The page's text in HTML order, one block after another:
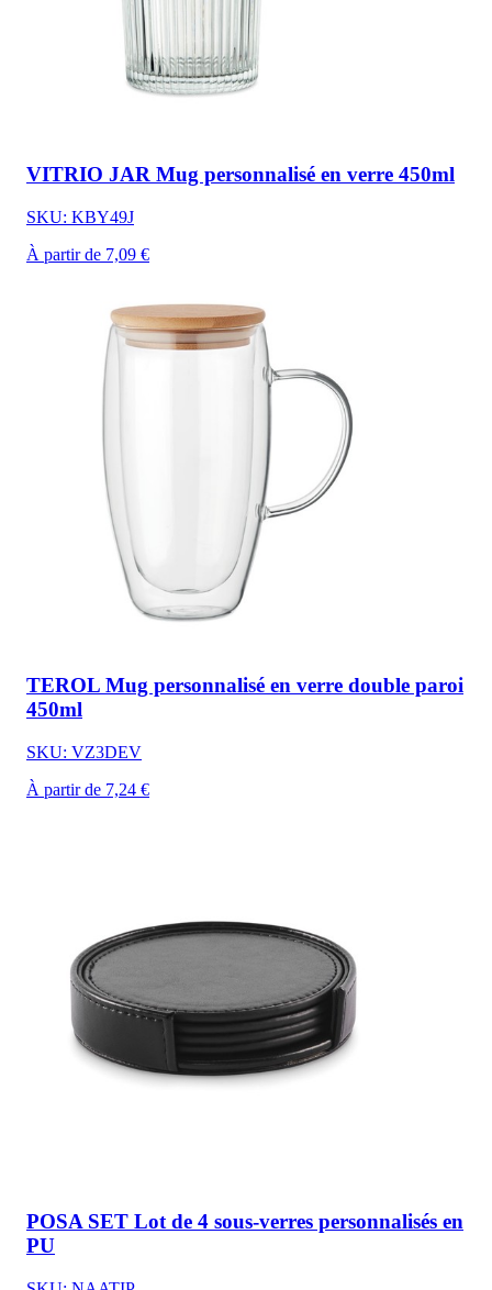
VITRIO JAR Mug personnalisé en verre 450ml
SKU: KBY49J
À partir de 7,09 €
TEROL Mug personnalisé en verre double paroi
450ml
SKU: VZ3DEV
À partir de 7,24 €
POSA SET Lot de 4 sous-verres personnalisés en
PU